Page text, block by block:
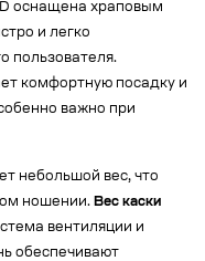
оснащена храповым
и легко
пользователя.
комфортную посадку и
важно при
небольшой вес, что
ношении. Вес каски
вентиляции и
обеспечивают